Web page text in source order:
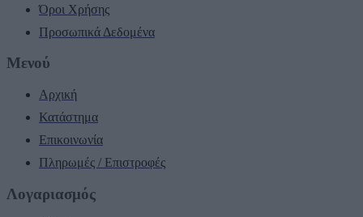
Όροι Χρήσης
Προσωπικά Δεδομένα
Μενού
Αρχική
Κατάστημα
Επικοινωνία
Πληρωμές / Επιστροφές
Λογαριασμός